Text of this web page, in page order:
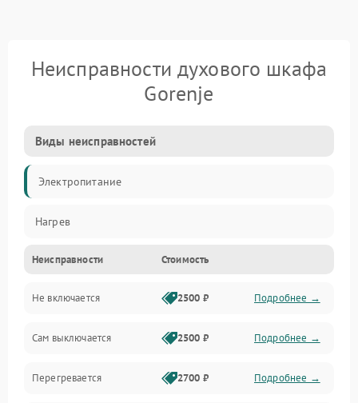
Неисправности духового шкафа
Gorenje
Виды неисправностей
Электропитание
Нагрев
Неисправности Стоимость
Не включается 2500 ₽ Подробнее →
Сам выключается 2500 ₽ Подробнее →
Перегревается 2700 ₽ Подробнее →